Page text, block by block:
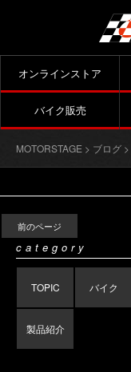
オンラインストア
バイク販売
MOTORSTAGE > ブログ >
前のページ
category
TOPIC バイク
製品紹介